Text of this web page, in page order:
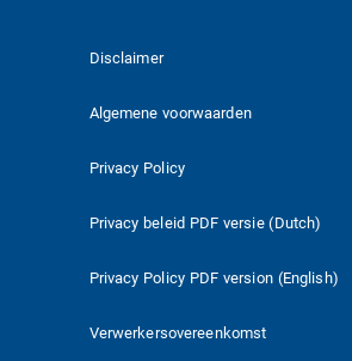
Disclaimer
Algemene voorwaarden
Privacy Policy
Privacy beleid PDF versie (Dutch)
Privacy Policy PDF version (English)
Verwerkersovereenkomst